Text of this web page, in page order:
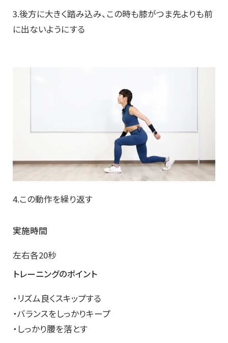
3.後方に大きく踏み込み、この時も膝がつま先よりも前
に出ないようにする
4.この動作を繰り返す
実施時間
左右各20秒
トレーニングのポイント
・リズム良くスキップする
・バランスをしっかりキープ
・しっかり腰を落とす